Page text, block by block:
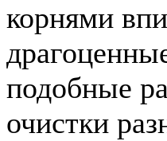
корнями
подобные
очистки